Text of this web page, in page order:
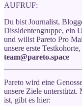
AUFRUF:
Du bist Journalist,
Dissidentengruppe, ein
und willst Pareto Pro
unsere erste
team@pareto.space
Pareto wird eine
unsere Ziele unterstützt.
ist, gibt es hier: